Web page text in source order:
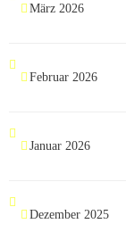
März 2026
Februar 2026
Januar 2026
Dezember 2025